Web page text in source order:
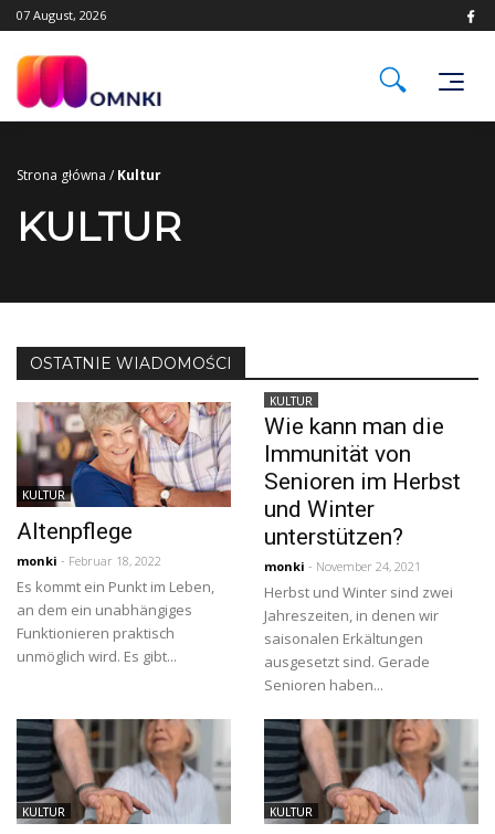
Skip
to
07 August, 2026
Strona główna / Kultur
KULTUR
OSTATNIE WIADOMOŚCI
KULTUR
Altenpflege
monki - Februar 18, 2022
Es kommt ein Punkt im Leben,
an dem ein unabhängiges
Funktionieren praktisch
unmöglich wird. Es gibt...
KULTUR
Wie kann man die
Immunität von
Senioren im Herbst
und Winter
unterstützen?
monki - November 24, 2021
Herbst und Winter sind zwei
Jahreszeiten, in denen wir
saisonalen Erkältungen
ausgesetzt sind. Gerade
Senioren haben...
KULTUR KULTUR